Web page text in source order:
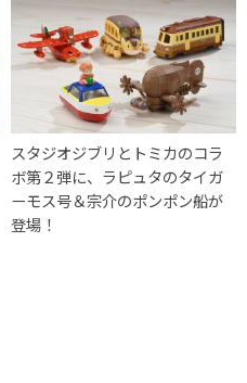
スタジオジブリとトミカのコラ
ボ第２弾に、ラピュタのタイガ
ーモス号＆宗介のポンポン船が
登場！